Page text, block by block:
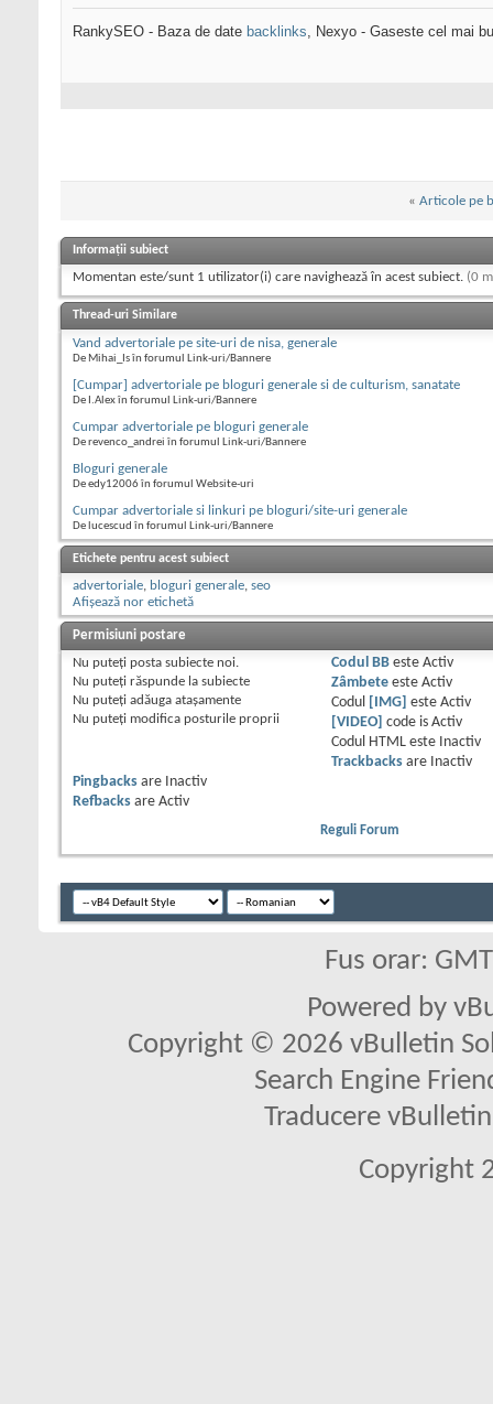
RankySEO - Baza de date backlinks, Nexyo - Gaseste cel mai
« Articole pe
Informații subiect
Momentan este/sunt 1 utilizator(i) care navighează în acest subiect. (0
Thread-uri Similare
Vand advertoriale pe site-uri de nisa, generale
De Mihai_Is în forumul Link-uri/Bannere
[Cumpar] advertoriale pe bloguri generale si de culturism, sanatate
De I.Alex în forumul Link-uri/Bannere
Cumpar advertoriale pe bloguri generale
De revenco_andrei în forumul Link-uri/Bannere
Bloguri generale
De edy12006 în forumul Website-uri
Cumpar advertoriale si linkuri pe bloguri/site-uri generale
De lucescud în forumul Link-uri/Bannere
Etichete pentru acest subiect
advertoriale, bloguri generale, seo
Afișează nor etichetă
Permisiuni postare
Nu puteţi posta subiecte noi.
Nu puteţi răspunde la subiecte
Nu puteţi adăuga ataşamente
Nu puteţi modifica posturile proprii
Codul BBeste Activ
Zâmbeteeste Activ
Codul
[IMG] este Activ
[VIDEO] code is Activ
Codul HTML este
Inactiv
Trackbacksare
Inactiv
Pingbacks are
Inactiv
Refbacks are Activ
Reguli Forum
Fus orar:
Powered by
Copyright © 2026 vBulletin
Search Engine
Traducere
Copyright